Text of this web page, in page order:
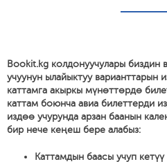
Bookit.kg колдонуучулары биздин
учуунун ылайыктуу варианттарын
каттамга акыркы мүнөттөрдө
каттам боюнча авиа билеттерди
издөө учурунда арзан баанын
бир нече кеңеш бере алабыз:
Каттамдын баасы учуп